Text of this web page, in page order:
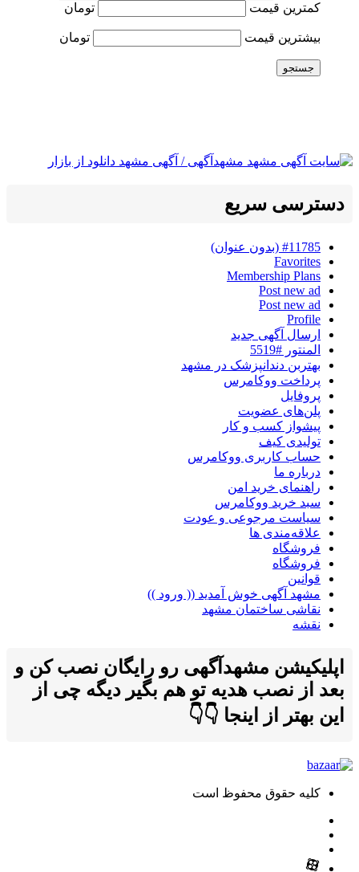
کمترین قیمت
تومان
بیشترین قیمت تومان
جستجو
دسترسی سریع
#11785 (بدون عنوان)
Favorites
Membership Plans
Post new ad
Post new ad
Profile
ارسال آگهی جدید
المنتور #5519
بهتربن دندانپزشک در مشهد
پرداخت ووکامرس
پروفایل
پلن‌های عضویت
پیشواز کسب و کار
تولیدی کیف
حساب کاربری ووکامرس
درباره ما
راهنمای خرید امن
سبد خرید ووکامرس
سیاست مرجوعی و عودت
علاقه‌مندی ها
فروشگاه
فروشگاه
قوانین
مشهد آگهی خوش آمدید (( ورود ))
نقاشی ساختمان مشهد
نقشه
اپلیکیشن مشهدآگهی رو رایگان نصب کن و
بعد از نصب هدیه تو هم بگیر دیگه چی از
این بهتر از اینجا 👇👇
کلیه حقوق محفوظ است